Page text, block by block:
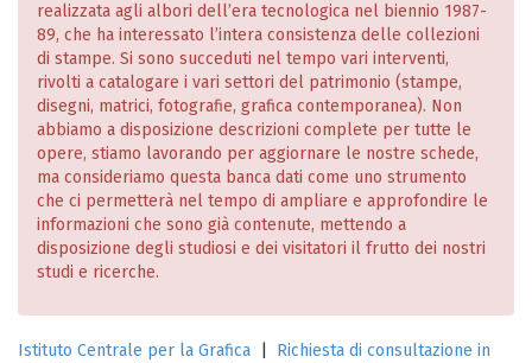
realizzata agli albori dell’era tecnologica nel biennio 1987-
89, che ha interessato l’intera consistenza delle collezioni
di stampe. Si sono succeduti nel tempo vari interventi,
rivolti a catalogare i vari settori del patrimonio (stampe,
disegni, matrici, fotografie, grafica contemporanea). Non
abbiamo a disposizione descrizioni complete per tutte le
opere, stiamo lavorando per aggiornare le nostre schede,
ma consideriamo questa banca dati come uno strumento
che ci permetterà nel tempo di ampliare e approfondire le
informazioni che sono già contenute, mettendo a
disposizione degli studiosi e dei visitatori il frutto dei nostri
studi e ricerche.
Istituto Centrale per la Grafica
Richiesta di consultazione in